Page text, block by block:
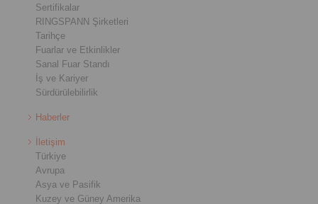
Sertifikalar
RINGSPANN Şirketleri
Tarihçe
Fuarlar ve Etkinlikler
Sanal Fuar Standı
İş ve Kariyer
Sürdürülebilirlik
Haberler
İletişim
Türkiye
Avrupa
Asya ve Pasifik
Kuzey ve Güney Amerika